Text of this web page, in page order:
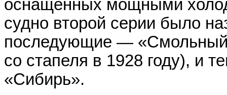
оснащенных мощными
судно второй серии было
последующие —
со стапеля в 1928 году), и
«Сибирь».